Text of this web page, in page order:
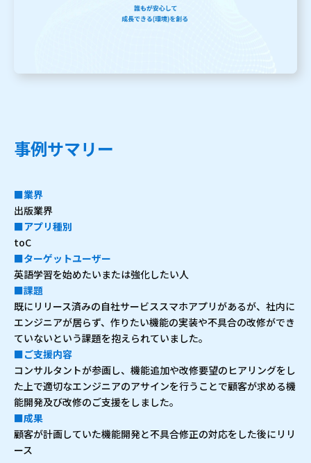
事例サマリー
■業界
出版業界
■アプリ種別
toC
■ターゲットユーザー
英語学習を始めたいまたは強化したい人
■課題
既にリリース済みの自社サービススマホアプリがあるが、社内に
エンジニアが居らず、作りたい機能の実装や不具合の改修ができ
ていないという課題を抱えられていました。
■ご支援内容
コンサルタントが参画し、機能追加や改修要望のヒアリングをし
た上で適切なエンジニアのアサインを行うことで顧客が求める機
能開発及び改修のご支援をしました。
■成果
顧客が計画していた機能開発と不具合修正の対応をした後にリリ
ース